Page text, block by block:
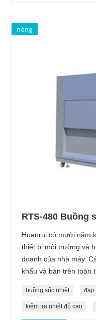
nóng
RTS-480 Buồng
Huanrui có mười năm
thiết bị môi trường và
doanh của nhà máy.
khẩu và bán trên toàn
buồng sốc nhiệt đạp
kiểm tra nhiệt độ cao